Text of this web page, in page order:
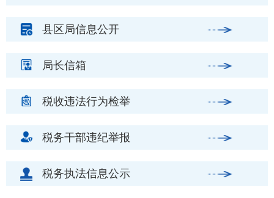
县区局信息公开
局长信箱
税收违法行为检举
税务干部违纪举报
税务执法信息公示